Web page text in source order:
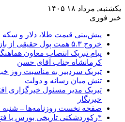
یکشنبه, مرداد ۱۸ ۱۴۰۵
خبر فوری
پیش‌بینی قیمت طلا، دلار و سکه امروز ۱۸
خروج ۵.۳ همت پول حقیقی از بازار سهام
پیام تبریک انتصاب معاون
کرمانشاه جناب آقای حسن
تبریک سردبیر به مناسبت روز
تنش میان رسانه و دولت
تبریک مدیر مسئول خبرگزاری
خبرنگار
صفحه نخست روزنامه‌ها – شنبه ۱۷ مرداد